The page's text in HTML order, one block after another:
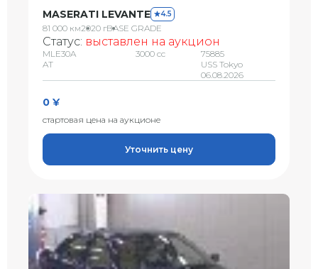
MASERATI LEVANTE 4.5
81 000 км2020 гBASE GRADE
Статус: выставлен на аукцион
MLE30A
AT
3000 сс
75885
USS Tokyo
06.08.2026
0 ¥
стартовая цена на аукционе
Уточнить цену